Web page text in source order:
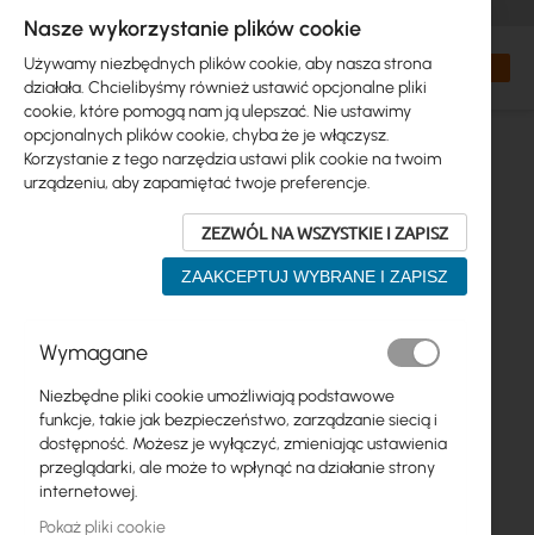
Search
Mój
Przejdź
koniec
galerii
Nasze wykorzystanie plików cookie
Używamy niezbędnych plików cookie, aby nasza strona
działała. Chcielibyśmy również ustawić opcjonalne pliki
cookie, które pomogą nam ją ulepszać. Nie ustawimy
opcjonalnych plików cookie, chyba że je włączysz.
Korzystanie z tego narzędzia ustawi plik cookie na twoim
urządzeniu, aby zapamiętać twoje preferencje.
ZEZWÓL NA WSZYSTKIE I ZAPISZ
ZAAKCEPTUJ WYBRANE I ZAPISZ
Wymagane
Niezbędne pliki cookie umożliwiają podstawowe
funkcje, takie jak bezpieczeństwo, zarządzanie siecią i
dostępność. Możesz je wyłączyć, zmieniając ustawienia
przeglądarki, ale może to wpłynąć na działanie strony
internetowej.
Pokaż pliki cookie